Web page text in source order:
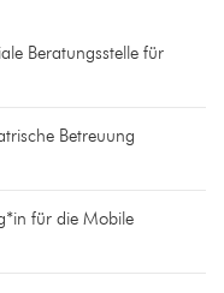
Beratungsstelle für
Betreuung
für die Mobile